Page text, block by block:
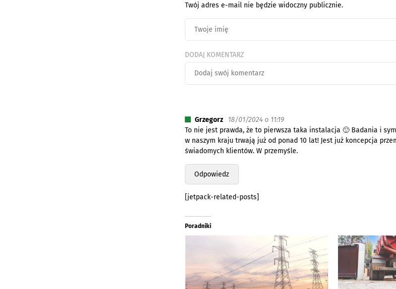
Twój adres e-mail nie będzie widoczny publicznie.
DODAJ KOMENTARZ
Grzegorz
18/01/2024 o 11:19
To nie jest prawda, że to pierwsza taka instalacja 🙂 Badania i
w naszym kraju trwają już od ponad 10 lat! Jest już koncepcja
świadomych klientów. W przemyśle.
Odpowiedz
[jetpack-related-posts]
Poradniki